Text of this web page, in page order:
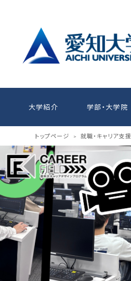
大学紹介 学部・大学院
トップページ > 就職・キャリア支援